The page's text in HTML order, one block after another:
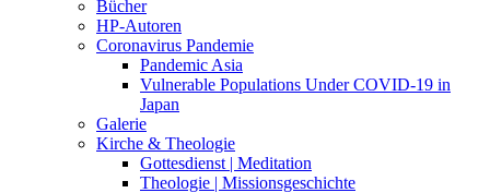
Bücher
HP-Autoren
Coronavirus Pandemie
Pandemic Asia
Vulnerable Populations Under COVID-19 in
Japan
Galerie
Kirche & Theologie
Gottesdienst | Meditation
Theologie | Missionsgeschichte